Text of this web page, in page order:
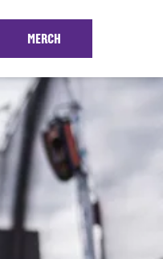
MERCH